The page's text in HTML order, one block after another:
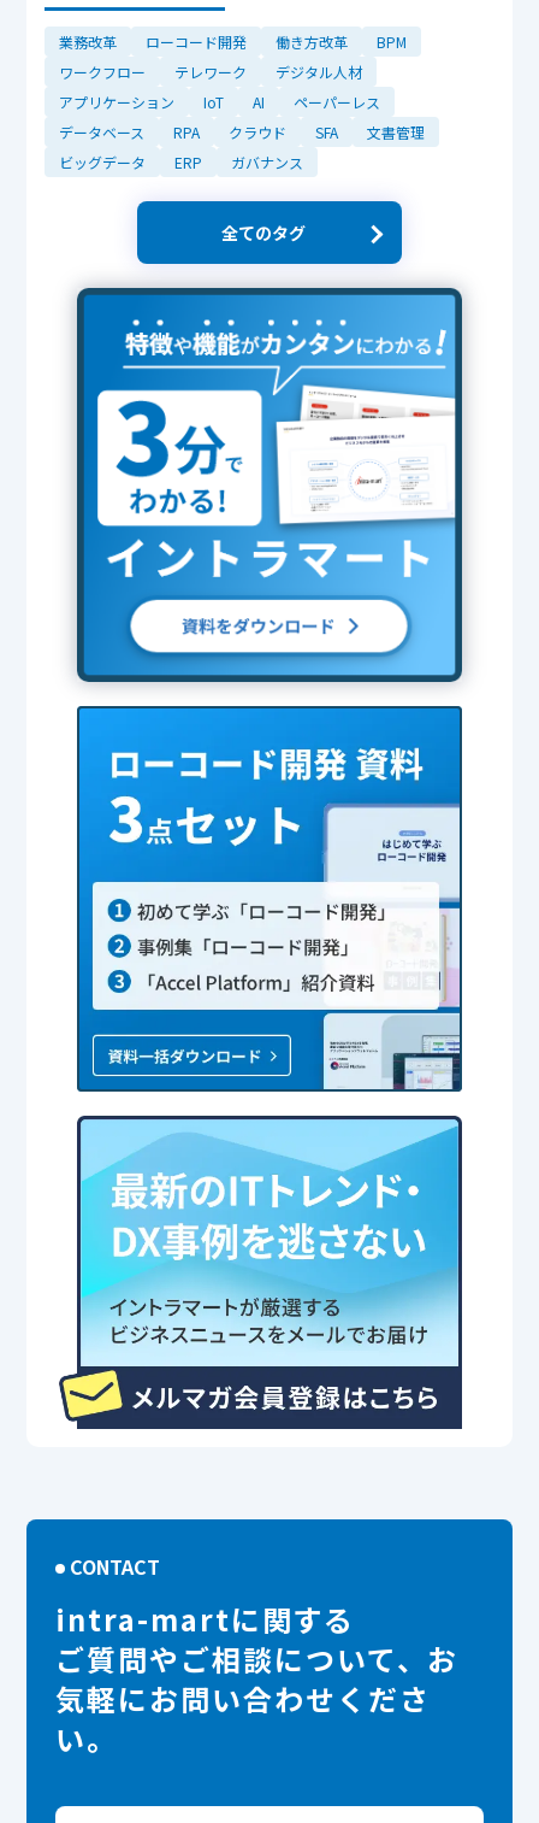
業務改革 ローコード開発 働き方改革
BPM
ワークフロー
テレワーク
デジタル人材
アプリケーション
IoT AI
ペーパーレス
データベース
RPA クラウド SFA
文書管理
ビッグデータ
ERP ガバナンス
全てのタグ
CONTACT
intra-martに関する
ご質問やご相談について、お
気軽にお問い合わせくださ
い。